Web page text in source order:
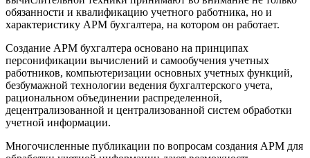
обязанности и квалификацию учетного работника, но и
характеристику АРМ бухгалтера, на котором он работает.
Создание АРМ бухгалтера основано на принципах
персонификации вычислений и самообучения учетных
работников, компьютеризации основных учетных функций,
безбумажной технологии ведения бухгалтерского учета,
рациональном объединении распределенной,
децентрализованной и централизованной систем обработки
учетной информации.
Многочисленные публикации по вопросам создания АРМ для